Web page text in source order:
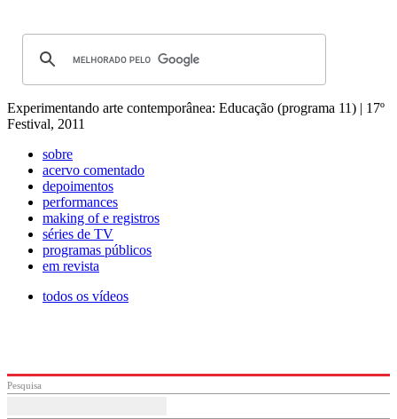
Experimentando arte contemporânea: Educação (programa 11) | 17º
Festival, 2011
sobre
acervo comentado
depoimentos
performances
making of e registros
séries de TV
programas públicos
em revista
todos os vídeos
Pesquisa